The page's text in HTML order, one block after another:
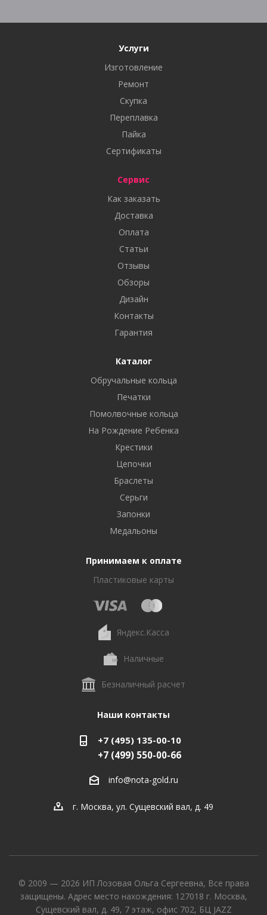
Услуги
Изготовление
Ремонт
Скупка
Переплавка
Пайка
Сертификаты
Сервис
Как заказать
Доставка
Оплата
Статьи
Отзывы
Обзоры
Дизайн
Контакты
Гарантия
Каталог
Обручальные кольца
Печатки
Помолвочные кольца
На Рождение Ребенка
Крестики
Цепочки
Браслеты
Серьги
Запонки
Медальоны
Принимаем к оплате
Пластиковые карты
Яндекс.Касса
Наличные
Безналичный расчет
Наши контакты
+7 (495) 135-00-10
+7 (499) 550-00-66
info@nota-gold.ru
г. Москва, ул. Сущевский вал, д. 49
© 2009 — 2026 ИП Лозовая Ольга Сергеевна, Все права
защищены. Адрес место нахождения: 127018 г. Москва,
Сущевский вал, д. 49, 7 этаж, офис 702, БЦ JAZZ